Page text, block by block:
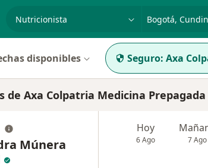
especialidad, enfermedad o nombre
p. ej. Bogotá
disponibles Seguro: Axa
Axa Colpatria Medicina Prepagada
Múnera
Hoy
6 Ago 7 Ago